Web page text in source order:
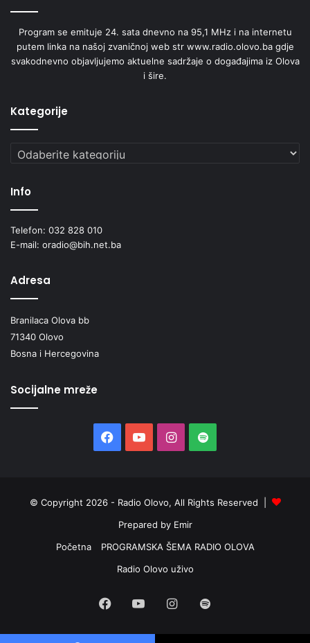
Program se emituje 24. sata dnevno na 95,1 MHz i na internetu
putem linka na našoj zvaničnoj web str www.radio.olovo.ba gdje
svakodnevno objavljujemo aktuelne sadržaje o događajima iz Olova
i šire.
Kategorije
Kategorije
Info
Telefon: 032 828 010
E-mail: oradio@bih.net.ba
Adresa
Branilaca Olova bb
71340 Olovo
Bosna i Hercegovina
Socijalne mreže
Facebook
YouTubeInstagram
Spotify
© Copyright 2026 - Radio Olovo, All Rights Reserved |
Prepared by Emir
Početna
PROGRAMSKA ŠEMA RADIO OLOVA
Radio Olovo uživo
Facebook
YouTubeInstagram
Spotify